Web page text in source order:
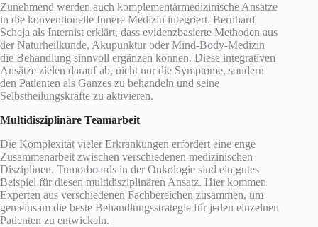
Zunehmend werden auch komplementärmedizinische Ansätze
in die konventionelle Innere Medizin integriert. Bernhard
Scheja als Internist erklärt, dass evidenzbasierte Methoden aus
der Naturheilkunde, Akupunktur oder Mind-Body-Medizin
die Behandlung sinnvoll ergänzen können. Diese integrativen
Ansätze zielen darauf ab, nicht nur die Symptome, sondern
den Patienten als Ganzes zu behandeln und seine
Selbstheilungskräfte zu aktivieren.
Multidisziplinäre Teamarbeit
Die Komplexität vieler Erkrankungen erfordert eine enge
Zusammenarbeit zwischen verschiedenen medizinischen
Disziplinen. Tumorboards in der Onkologie sind ein gutes
Beispiel für diesen multidisziplinären Ansatz. Hier kommen
Experten aus verschiedenen Fachbereichen zusammen, um
gemeinsam die beste Behandlungsstrategie für jeden einzelnen
Patienten zu entwickeln.